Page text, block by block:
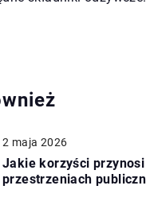
2 maja 2026
Jakie korzyści
przestrzeniach